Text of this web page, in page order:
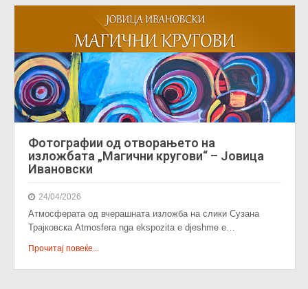
Фотографии од отворањето на
изложбата „Магични кругови“ – Јовица
Ивановски
24/04/2026
Атмосферата од вчерашната изложба на слики Сузана
Трајковска Atmosfera nga ekspozita e djeshme e…
Прочитај повеќе...